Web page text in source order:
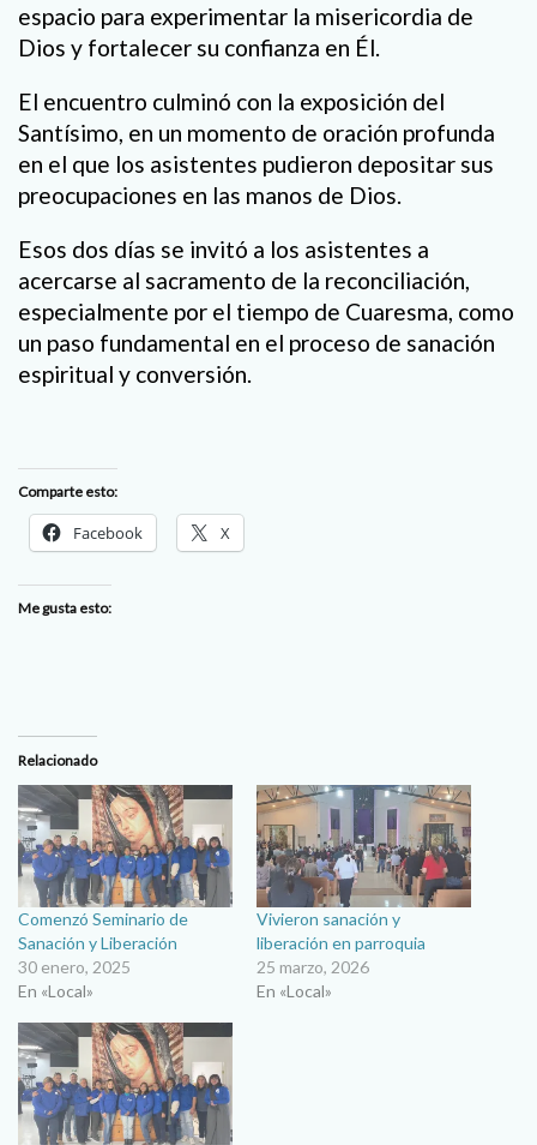
espacio para experimentar la misericordia de
Dios y fortalecer su confianza en Él.
El encuentro culminó con la exposición del
Santísimo, en un momento de oración profunda
en el que los asistentes pudieron depositar sus
preocupaciones en las manos de Dios.
Esos dos días se invitó a los asistentes a
acercarse al sacramento de la reconciliación,
especialmente por el tiempo de Cuaresma, como
un paso fundamental en el proceso de sanación
espiritual y conversión.
Comparte esto:
Facebook X
Me gusta esto:
Relacionado
Comenzó Seminario de
Sanación y Liberación
30 enero, 2025
En «Local»
Vivieron sanación y
liberación en parroquia
25 marzo, 2026
En «Local»